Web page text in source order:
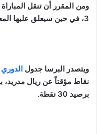
ومن المقرر أن تنقل
3، في حين سيعلق عليها المعلق الرياضي حفيظ الدراجي.
ويتصدر البرسا جدول الدوري
نقاط مؤقتاً عن ريال
برصيد 30 نقطة.